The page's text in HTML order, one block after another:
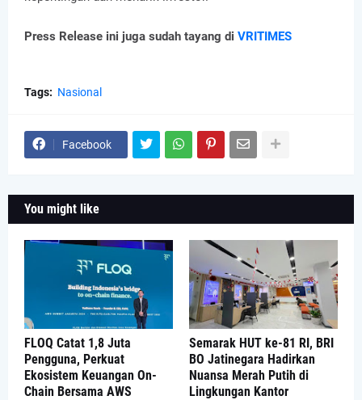
Press Release ini juga sudah tayang di VRITIMES
Tags: Nasional
Facebook
You might like
FLOQ Catat 1,8 Juta
Pengguna, Perkuat
Ekosistem Keuangan On-
Chain Bersama AWS
Semarak HUT ke-81 RI, BRI
BO Jatinegara Hadirkan
Nuansa Merah Putih di
Lingkungan Kantor